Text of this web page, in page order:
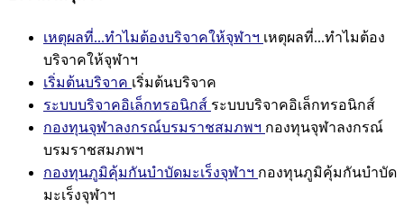
เหตุผลที่...ทำไมต้องบริจาคให้จุฬาฯ เหตุผลที่...ทำไมต้อง
บริจาคให้จุฬาฯ
เริ่มต้นบริจาค เริ่มต้นบริจาค
ระบบบริจาคอิเล็กทรอนิกส์ ระบบบริจาคอิเล็กทรอนิกส์
กองทุนจุฬาลงกรณ์บรมราชสมภพฯ กองทุนจุฬาลงกรณ์
บรมราชสมภพฯ
กองทุนภูมิคุ้มกันบำบัดมะเร็งจุฬาฯ กองทุนภูมิคุ้มกันบำบัด
มะเร็งจุฬาฯ